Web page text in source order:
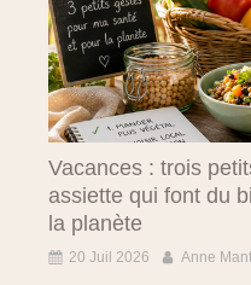
Vacances : trois
assiette qui font du
la planète
20 Juil 2026 Anne